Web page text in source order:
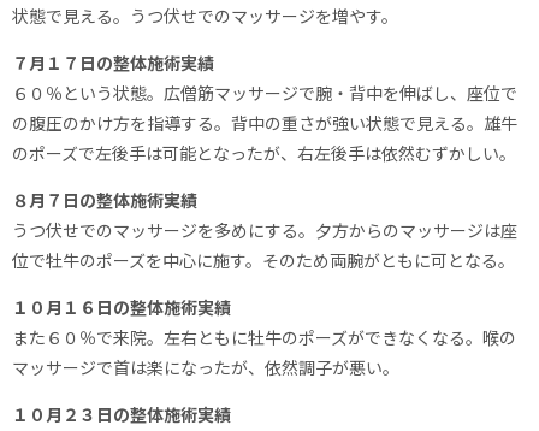
状態で見える。うつ伏せでのマッサージを増やす。
７月１７日の整体施術実績
６０％という状態。広僧筋マッサージで腕・背中を伸ばし、座位で
の腹圧のかけ方を指導する。背中の重さが強い状態で見える。雄牛
のポーズで左後手は可能となったが、右左後手は依然むずかしい。
８月７日の整体施術実績
うつ伏せでのマッサージを多めにする。夕方からのマッサージは座
位で牡牛のポーズを中心に施す。そのため両腕がともに可となる。
１０月１６日の整体施術実績
また６０％で来院。左右ともに牡牛のポーズができなくなる。喉の
マッサージで首は楽になったが、依然調子が悪い。
１０月２３日の整体施術実績